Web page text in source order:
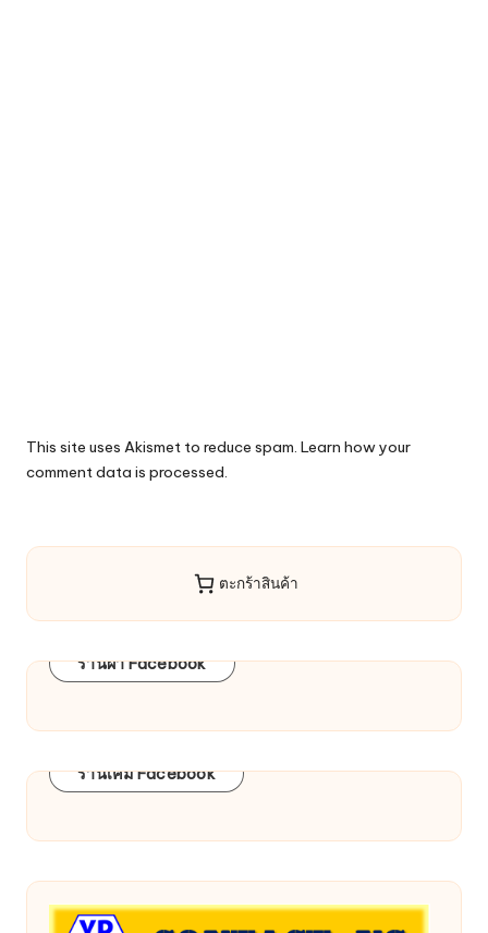
This site uses Akismet to reduce spam. Learn how your
comment data is processed.
ตะกร้าสินค้า
ร้านผ้า Facebook
ร้านเคมี Facebook